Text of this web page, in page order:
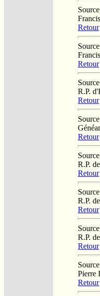
Retour
Retour
R.P.
Retour
Retour
R.P.
Retour
R.P.
Retour
R.P.
Retour
Pierre
Retour